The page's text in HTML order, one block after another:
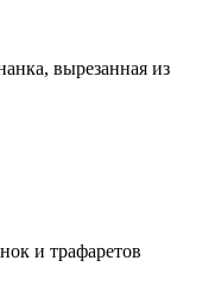
вырезанная из
и трафаретов